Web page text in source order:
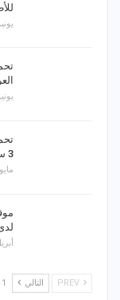
يونيو 30,
يونيو 13,
3 سنين فما…
مايو 31, 2025
أبريل
التالي 1 of 96